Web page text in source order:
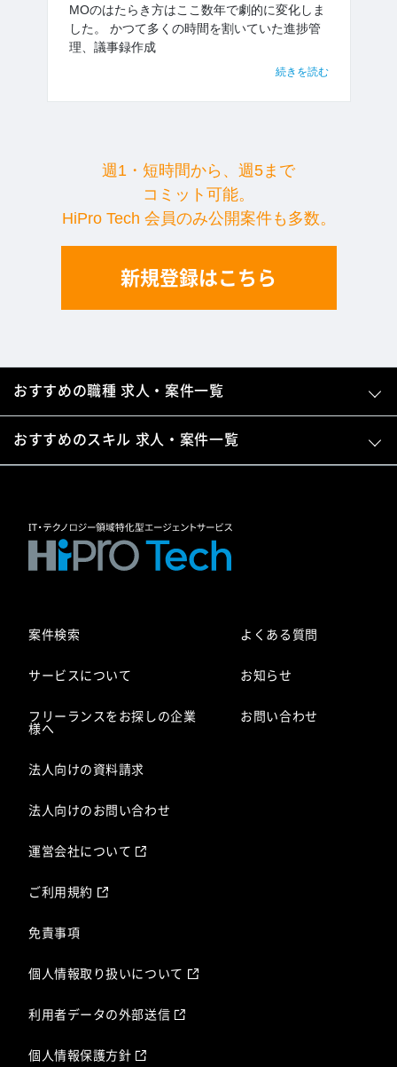
MOのはたらき方はここ数年で劇的に変化しま
した。 かつて多くの時間を割いていた進捗管
理、議事録作成
続きを読む
週1・短時間から、週5まで
コミット可能。
HiPro Tech 会員のみ公開案件も多数。
新規登録はこちら
おすすめの職種 求人・案件一覧
おすすめのスキル 求人・案件一覧
案件検索
サービスについて
フリーランスをお探しの企業
様へ
法人向けの資料請求
法人向けのお問い合わせ
よくある質問
お知らせ
お問い合わせ
運営会社について
ご利用規約
免責事項
個人情報取り扱いについて
利用者データの外部送信
個人情報保護方針